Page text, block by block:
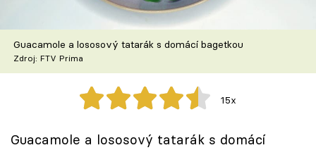
Recepty z TV
Speciál: Cuketa
Těhotnej kuchař
Guacamole a lososový tatarák s domácí bagetkou
Zdroj: FTV Prima
15x
Guacamole a lososový tatarák s domácí